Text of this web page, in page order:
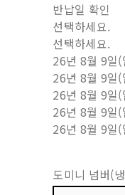
반납일 확인
선택하세요.
선택하세요.
26년 8월 9일(
26년 8월 9일(
26년 8월 9일(
26년 8월 9일(
26년 8월 9일(
도미니 넘버(